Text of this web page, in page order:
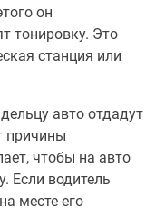
он
тонировку. Это
станция или
авто отдадут
причины
чтобы на авто
Если водитель
месте его